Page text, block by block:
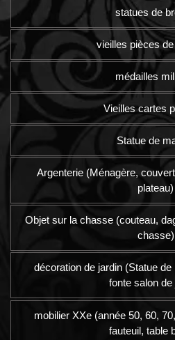
statues de
vieilles pièces
médailles
Vieilles cartes
Statue de
Argenterie (Ménagère,
plateau)
Objet sur la chasse (couteau,
chasse)
décoration de jardin (Statue
fonte salon de
mobilier XXe (année 50, 60,
fauteuil, table